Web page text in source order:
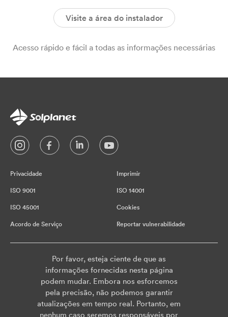
Visite a área do instalador
Acesso rápido e fácil a todas as informações necessárias
Privacidade Imprimir
ISO 9001 ISO 14001
ISO 45001 Cookies
Acordo de Serviço Reportar vulnerabilidade
Por favor, esteja ciente de que as
informações fornecidas nesta página
podem mudar. Embora nos esforcemos
pela precisão, não podemos garantir
atualizações em tempo real. Portanto, em
nenhum caso seremos responsáveis por